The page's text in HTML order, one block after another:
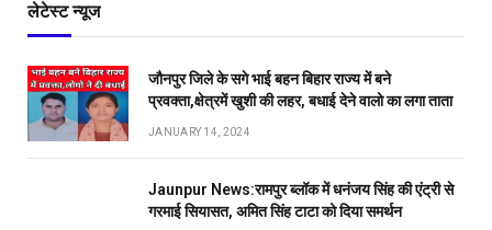
लेटेस्ट न्यूज
जौनपुर जिले के सगे भाई बहन बिहार राज्य में बने
प्रवक्ता,क्षेत्रमें खुशी की लहर, बधाई देने वालो का लगा ताता
JANUARY 14, 2024
Jaunpur News:रामपुर ब्लॉक में धनंजय सिंह की एंट्री से
गरमाई सियासत, अमित सिंह टाटा को दिया समर्थन